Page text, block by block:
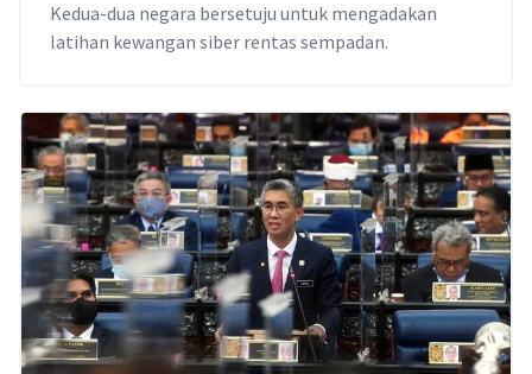
Kedua-dua negara bersetuju untuk mengadakan
latihan kewangan siber rentas sempadan.